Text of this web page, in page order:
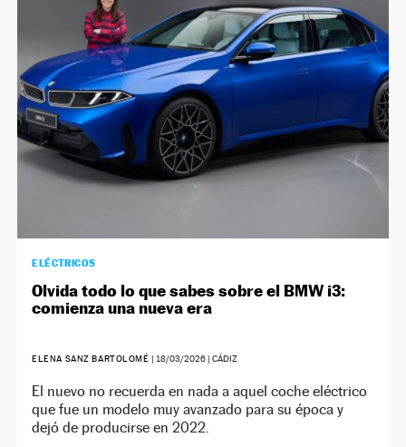
ELÉCTRICOS
Olvida todo lo que sabes sobre el BMW i3:
comienza una nueva era
ELENA SANZ BARTOLOMÉ | 18/03/2026 | CÁDIZ
El nuevo no recuerda en nada a aquel coche eléctrico
que fue un modelo muy avanzado para su época y
dejó de producirse en 2022.